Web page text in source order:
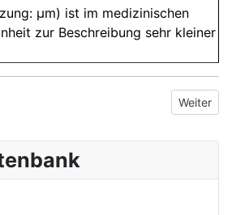
µm) ist im medizinischen
zur Beschreibung sehr kleiner
Abbau Nächster
Weiter